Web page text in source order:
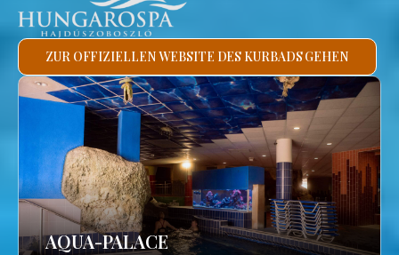
ZUR OFFIZIELLEN WEBSITE DES KURBADS GEHEN
AQUA-PALACE